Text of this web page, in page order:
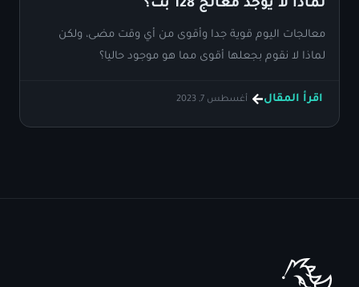
لماذا لا يوجد معالج 128 بت؟
معالجات اليوم قوية جدا وأقوى من أي وقت مضى، ولكن
لماذا لا نقوم بجعلها أقوى مما هو موجود حاليا؟
اقرأ المقال أغسطس 7, 2023